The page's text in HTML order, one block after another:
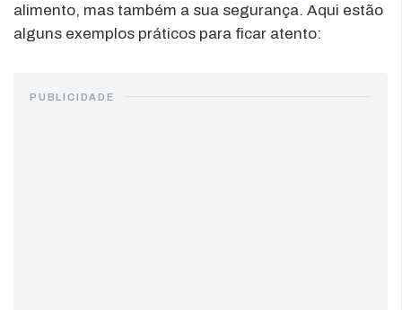
alimento, mas também a sua segurança. Aqui estão
alguns exemplos práticos para ficar atento:
PUBLICIDADE